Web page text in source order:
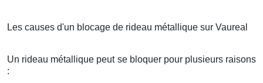
Les causes d'un blocage de rideau métallique sur Vaureal
Un rideau métallique peut se bloquer pour plusieurs raisons
: